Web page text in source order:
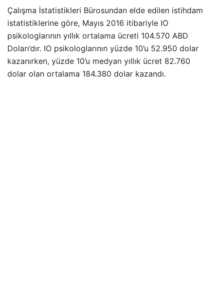
Çalışma İstatistikleri Bürosundan elde edilen istihdam
istatistiklerine göre, Mayıs 2016 itibariyle IO
psikologlarının yıllık ortalama ücreti 104.570 ABD
Doları’dır. IO psikologlarının yüzde 10’u 52.950 dolar
kazanırken, yüzde 10’u medyan yıllık ücret 82.760
dolar olan ortalama 184.380 dolar kazandı.